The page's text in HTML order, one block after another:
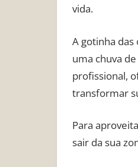
vida.
A gotinha
uma chuva
profissional,
transformar
Para
sair da sua